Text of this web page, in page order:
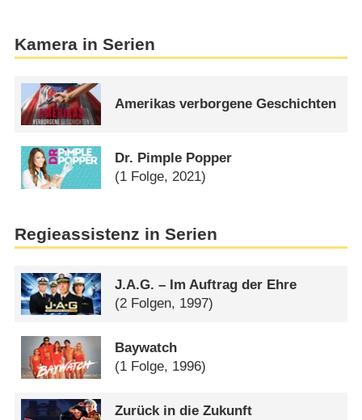
Kamera in Serien
Amerikas verborgene Geschichten
Dr. Pimple Popper
(1 Folge, 2021)
Regieassistenz in Serien
J.A.G. – Im Auftrag der Ehre
(2 Folgen, 1997)
Baywatch
(1 Folge, 1996)
Zurück in die Zukunft